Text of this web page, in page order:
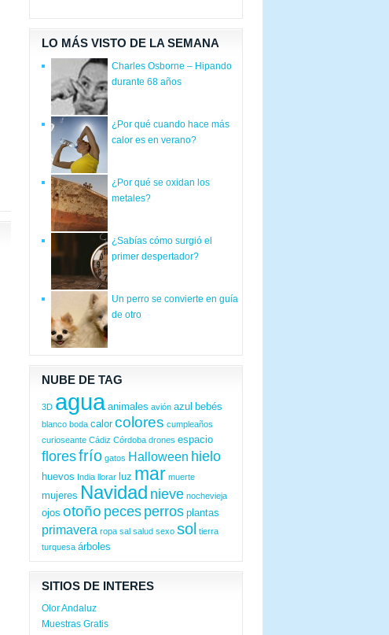
LO MÁS VISTO DE LA SEMANA
Charles Osborne – Hipando
durante 68 años
¿Por qué cuando hace más
calor es en verano?
¿Por qué se oxidan los
metales?
¿Sabías cómo surgió el
primer despertador?
Un perro se convierte en guía
de otro
NUBE DE TAG
3D agua animales avión azul bebés
blanco boda calor colores cumpleaños
curioseante Cádiz Córdoba drones espacio
floresfrío gatos Halloween hielo
huevos India llorar luz mar muerte
mujeres Navidad nieve nochevieja
ojos otoño peces perros plantas
primavera ropa sal salud sexo sol tierra
turquesa árboles
SITIOS DE INTERES
Olor Andaluz
Muestras Gratis